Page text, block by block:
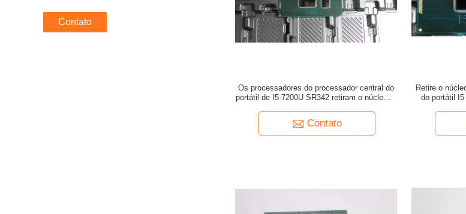
Contato
Os processadores do processador central do
portátil de I5-7200U SR342 retiram o núcleo I5
Contato
Retire o
do portátil I5